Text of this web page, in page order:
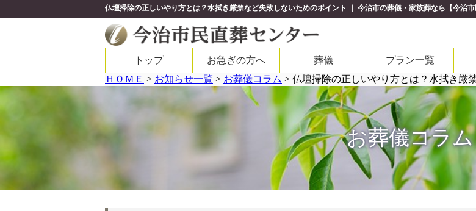
仏壇掃除の正しいやり方とは？水拭き厳禁など失敗しないためのポイント ｜ 今治市の葬儀・家族葬なら【今治市
トップ お急ぎの方へ 葬儀 プラン一覧
ＨＯＭＥ > お知らせ一覧 > お葬儀コラム > 仏壇掃除の正しいやり方とは？水拭き厳
お葬儀コラム